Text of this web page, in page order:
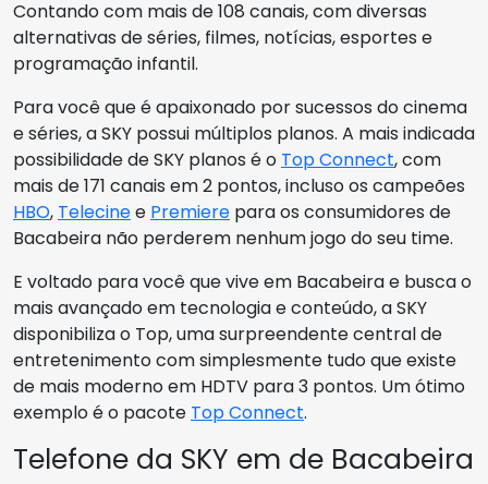
Contando com mais de 108 canais, com diversas
alternativas de séries, filmes, notícias, esportes e
programação infantil.
Para você que é apaixonado por sucessos do cinema
e séries, a SKY possui múltiplos planos. A mais indicada
possibilidade de SKY planos é o Top Connect, com
mais de 171 canais em 2 pontos, incluso os campeões
HBO, Telecinee Premiere para os consumidores de
Bacabeira não perderem nenhum jogo do seu time.
E voltado para você que vive em Bacabeira e busca o
mais avançado em tecnologia e conteúdo, a SKY
disponibiliza o Top, uma surpreendente central de
entretenimento com simplesmente tudo que existe
de mais moderno em HDTV para 3 pontos. Um ótimo
exemplo é o pacote Top Connect.
Telefone da SKY em de Bacabeira